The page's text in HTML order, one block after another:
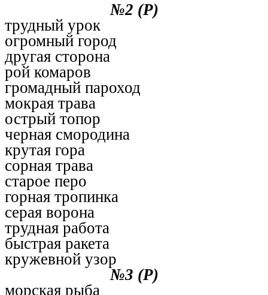
№2 (Р)
трудный урок
огромный город
другая сторона
рой комаров
громадный пароход
мокрая трава
острый топор
черная смородина
крутая гора
сорная трава
старое перо
горная тропинка
серая ворона
трудная работа
быстрая ракета
кружевной узор
№3 (Р)
морская рыба